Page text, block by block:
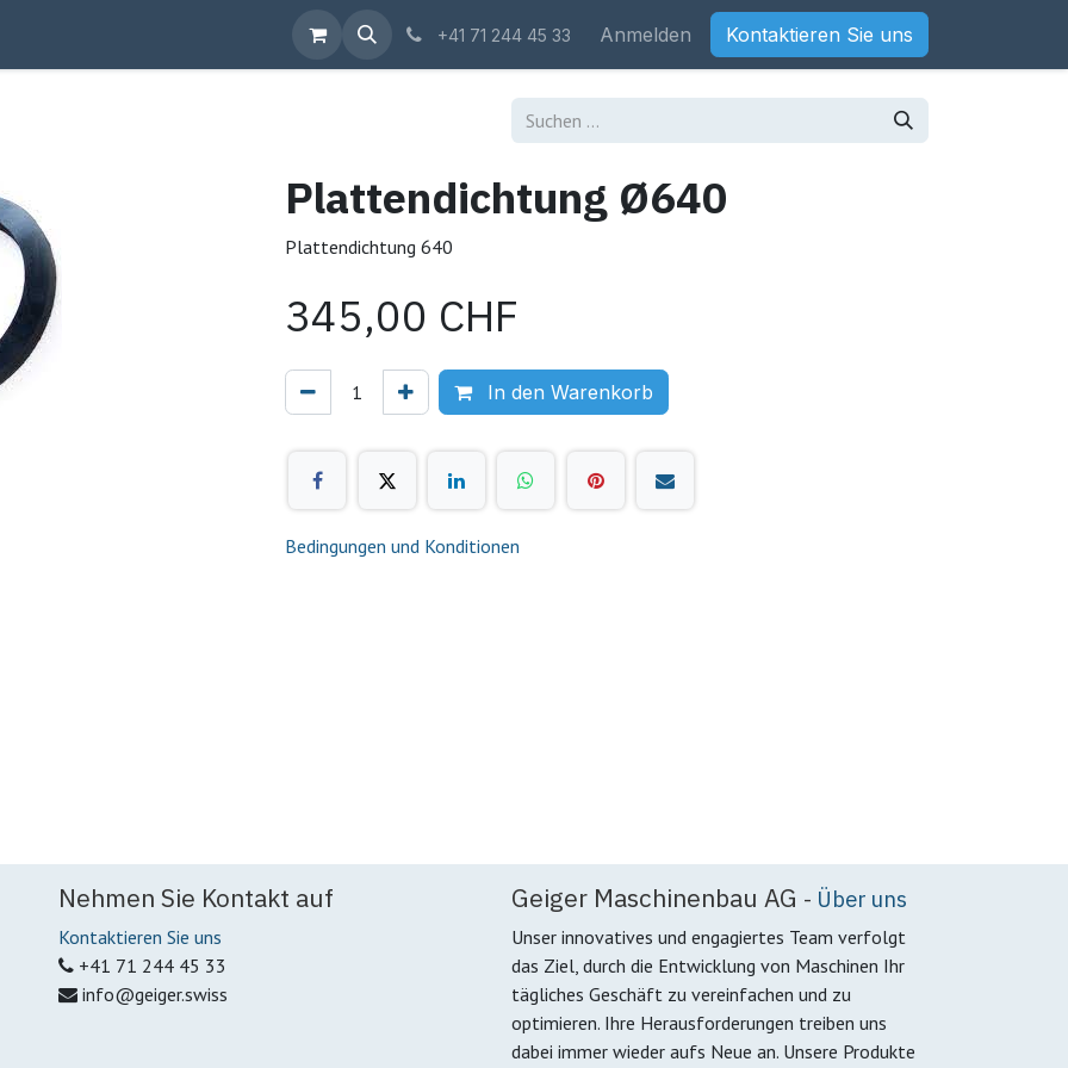
+41 71 244 45 33 Anmelden Kontaktieren Sie uns
Plattendichtung Ø640
Plattendichtung 640
345,00 CHF
In den Warenkorb
Bedingungen und Konditionen
Nehmen Sie Kontakt auf
Kontaktieren Sie uns
+41 71 244 45 33
info@geiger.swiss
Geiger Maschinenbau AG - Über uns
Unser innovatives und engagiertes Team verfolgt
das Ziel, durch die Entwicklung von Maschinen Ihr
tägliches Geschäft zu vereinfachen und zu
optimieren. Ihre Herausforderungen treiben uns
dabei immer wieder aufs Neue an. Unsere Produkte